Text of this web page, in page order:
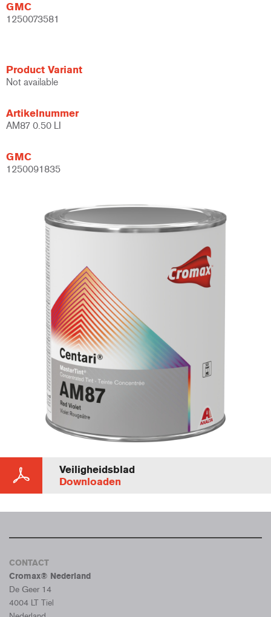
GMC
1250073581
Product Variant
Not available
Artikelnummer
AM87 0.50 LI
GMC
1250091835
Veiligheidsblad
Downloaden
CONTACT
Cromax® Nederland
De Geer 14
4004 LT Tiel